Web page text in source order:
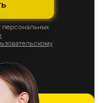
персональных